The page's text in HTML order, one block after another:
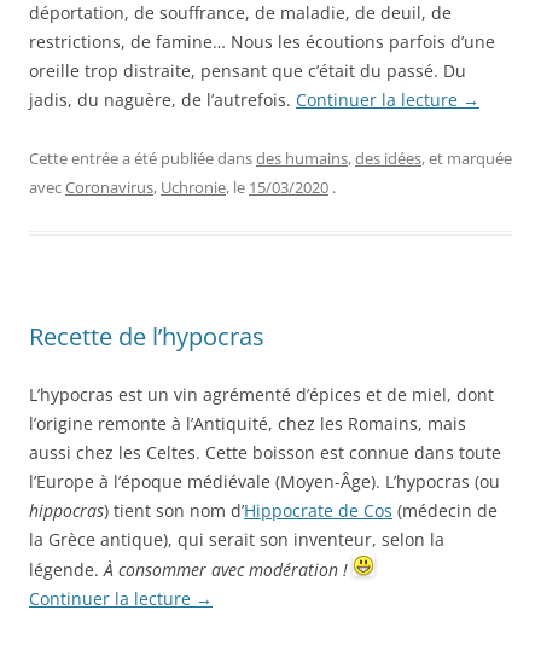
déportation, de souffrance, de maladie, de deuil, de
restrictions, de famine… Nous les écoutions parfois d’une
oreille trop distraite, pensant que c’était du passé. Du
jadis, du naguère, de l’autrefois. Continuer la lecture →
Cette entrée a été publiée dansdes humains,des idées, et marquée
avecCoronavirus, Uchronie, le 15/03/2020 .
Recette de l’hypocras
L’hypocras est un vin agrémenté d’épices et de miel, dont
l’origine remonte à l’Antiquité, chez les Romains, mais
aussi chez les Celtes. Cette boisson est connue dans toute
l’Europe à l’époque médiévale (Moyen-Âge). L’hypocras (ou
hippocras) tient son nom d’Hippocrate de Cos (médecin de
la Grèce antique), qui serait son inventeur, selon la
légende.À consommer avec modération !
Continuer la lecture →